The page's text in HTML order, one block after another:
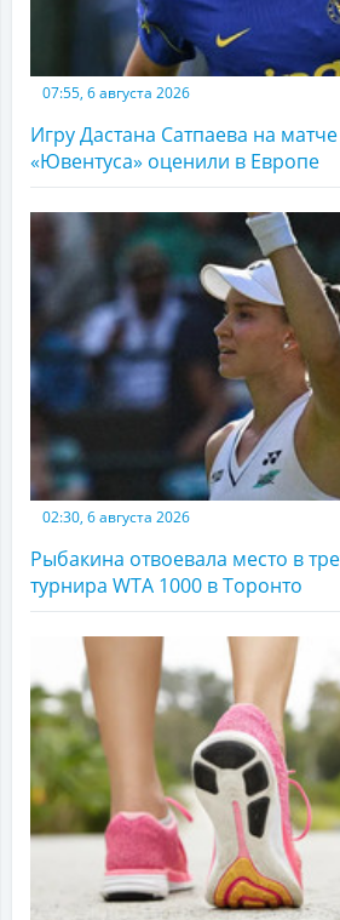
07:55, 6 августа 2026
Игру Дастана Сатпаева на
«Ювентуса» оценили в Европе
02:30, 6 августа 2026
Рыбакина отвоевала место в
турнира WTA 1000 в Торонто